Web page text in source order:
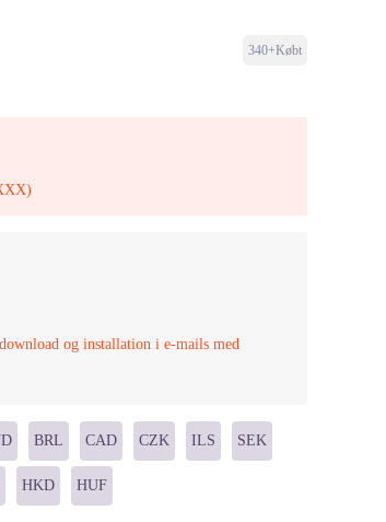
340+Købt
og installation i e-mails med
BRL CAD CZK ILS SEK
HKD HUF